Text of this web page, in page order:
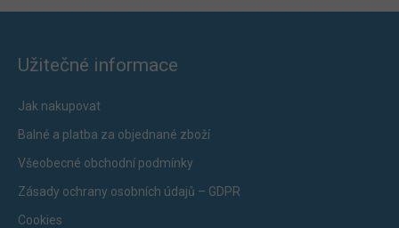
Užitečné informace
Jak nakupovat
Balné a platba za objednané zboží
Všeobecné obchodní podmínky
Zásady ochrany osobních údajů – GDPR
Cookies